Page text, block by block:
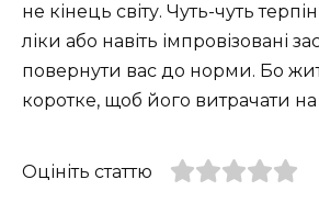
не кінець світу. Чуть-чуть
ліки або навіть імпровізовані
повернути вас до норми. Бо
коротке, щоб його витрачати на
Оцініть статтю